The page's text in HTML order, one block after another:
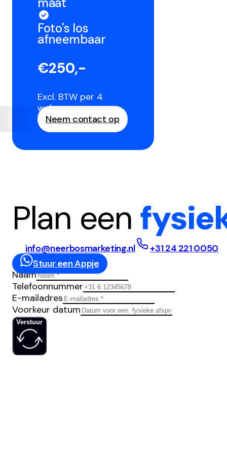
Foto's los
afneembaar
€250,-
Excl. BTW per 4
weken
Neem contact op
Plan een
info@neerbosmarketing.nl
+31 24 221 0050
Stuur een Appje
Naam
Telefoonnummer
E-mailadres
Voorkeur datum
Verstuur